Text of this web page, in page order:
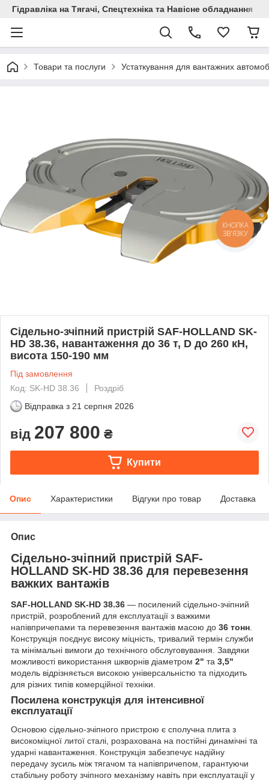
Гідравліка на Тягачі, Спецтехніка та Навісне обладнання
Товари та послуги Устаткування для вантажних
Сідельно-зчіпний пристрій SAF-HOLLAND SK-
HD 38.36, навантаження до 36 т, D до 260 кН,
висота 150-190 мм
Під замовлення
Код: SK-HD 38.36
Роздріб
Відправка з 21 серпня 2026
від 207 800 ₴
Купити
Опис Характеристики Відгуки про товар Доставка
Опис
Сідельно-зчіпний пристрій SAF-
HOLLAND SK-HD 38.36 для перевезення
важких вантажів
SAF-HOLLAND SK-HD 38.36 — посилений сідельно-зчіпний
пристрій, розроблений для експлуатації з важкими
напівпричепами та перевезення вантажів масою до 36 тонн.
Конструкція поєднує високу міцність, тривалий термін служби
та мінімальні вимоги до технічного обслуговування. Завдяки
можливості використання шкворнів діаметром 2" та 3,5"
модель відрізняється високою універсальністю та підходить
для різних типів комерційної техніки.
Посилена конструкція для інтенсивної
експлуатації
Основою сідельно-зчіпного пристрою є сполучна плита з
високоміцної литої сталі, розрахована на постійні динамічні та
ударні навантаження. Конструкція забезпечує надійну
передачу зусиль між тягачом та напівпричепом, гарантуючи
стабільну роботу зчіпного механізму навіть при експлуатації у
КНОПКА
ЗВ'ЯЗКУ